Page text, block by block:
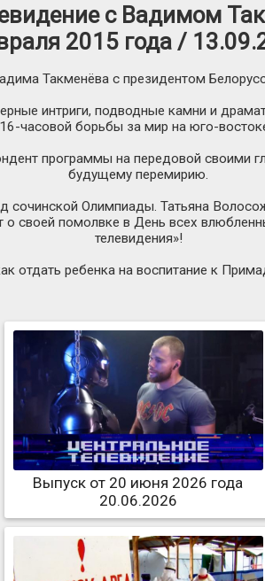
с Вадимом
2015 года /
Такменёва с президентом
интриги, подводные камни и
16-часовой борьбы за мир на юго-
программы на передовой своими
будущему перемирию.
сочинской Олимпиады. Татьяна
о своей помолвке в День всех
телевидения»!
отдать ребенка на воспитание к
Выпуск от 20 июня 2026 года
20.06.2026